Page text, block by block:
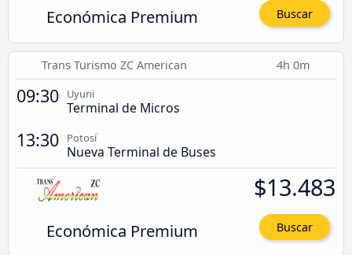
Económica Premium Buscar
Trans Turismo ZC American 4h 0m
09:30 Uyuni
Terminal de Micros
13:30 Potosí
Nueva Terminal de Buses
Económica Premium
$13.483
Buscar